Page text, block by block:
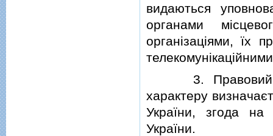
видаються
органами
органiзацiями, їх
3. Правовий
характеру
України, згода
України.